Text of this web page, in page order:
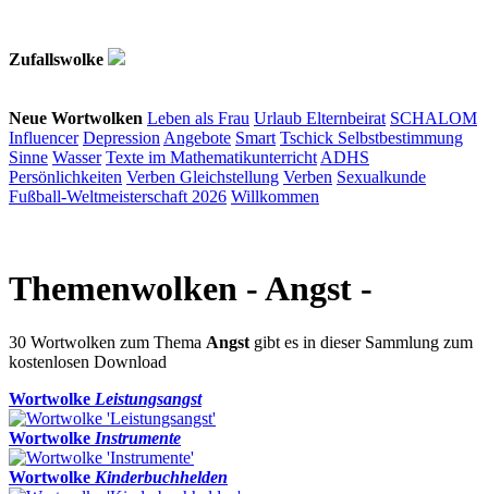
Zufallswolke
Neue Wortwolken Leben als Frau Urlaub Elternbeirat SCHALOM
Influencer Depression Angebote Smart Tschick Selbstbestimmung
Sinne Wasser Texte im Mathematikunterricht ADHS
Persönlichkeiten Verben Gleichstellung Verben Sexualkunde
Fußball-Weltmeisterschaft 2026 Willkommen
Themenwolken - Angst -
30 Wortwolken zum Thema Angst gibt es in dieser Sammlung zum
kostenlosen Download
Wortwolke Leistungsangst
Wortwolke Instrumente
Wortwolke Kinderbuchhelden